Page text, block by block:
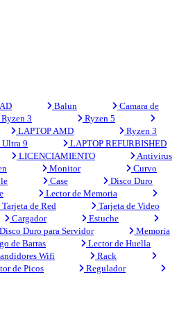
Balun
Camara de
Ryzen 3
Ryzen 5
LAPTOP AMD
Ryzen 3
Ultra 9
LAPTOP REFURBISHED
LICENCIAMIENTO
Antivirus
Monitor
Curvo
Case
Disco Duro
Lector de Memoria
Tarjeta de Red
Tarjeta de Video
Cargador
Estuche
Disco Duro para Servidor
Memoria
de Barras
Lector de Huella
Wifi
Rack
de Picos
Regulador